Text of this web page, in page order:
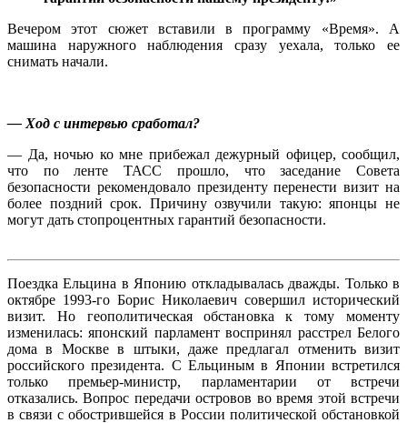
Вечером этот сюжет вставили в программу «Время». А
машина наружного наблюдения сразу уехала, только ее
снимать начали.
— Ход с интервью сработал?
— Да, ночью ко мне прибежал дежурный офицер, сообщил,
что по ленте ТАСС прошло, что заседание Совета
безопасности рекомендовало президенту перенести визит на
более поздний срок. Причину озвучили такую: японцы не
могут дать стопроцентных гарантий безопасности.
Поездка Ельцина в Японию откладывалась дважды. Только в
октябре 1993-го Борис Николаевич совершил исторический
визит. Но геополитическая обстановка к тому моменту
изменилась: японский парламент воспринял расстрел Белого
дома в Москве в штыки, даже предлагал отменить визит
российского президента. С Ельциным в Японии встретился
только премьер-министр, парламентарии от встречи
отказались. Вопрос передачи островов во время этой встречи
в связи с обострившейся в России политической обстановкой